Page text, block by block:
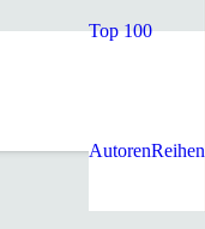
Top 100
AutorenReihen